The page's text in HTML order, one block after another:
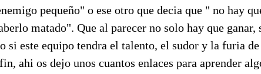
pequeño" o ese otro que decia que " no hay
matado". Que al parecer no solo hay que ganar,
si este equipo tendra el talento, el sudor y la furia
ahi os dejo unos cuantos enlaces para aprender